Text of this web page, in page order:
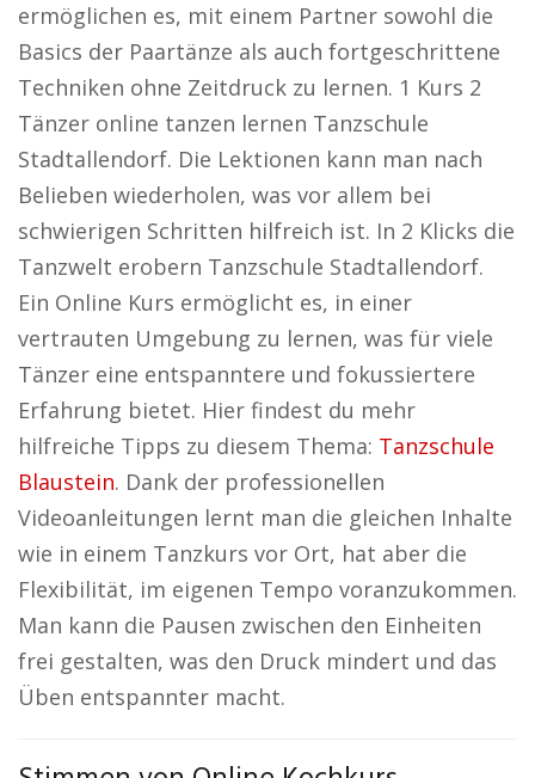
ermöglichen es, mit einem Partner sowohl die
Basics der Paartänze als auch fortgeschrittene
Techniken ohne Zeitdruck zu lernen. 1 Kurs 2
Tänzer online tanzen lernen Tanzschule
Stadtallendorf. Die Lektionen kann man nach
Belieben wiederholen, was vor allem bei
schwierigen Schritten hilfreich ist. In 2 Klicks die
Tanzwelt erobern Tanzschule Stadtallendorf.
Ein Online Kurs ermöglicht es, in einer
vertrauten Umgebung zu lernen, was für viele
Tänzer eine entspanntere und fokussiertere
Erfahrung bietet. Hier findest du mehr
hilfreiche Tipps zu diesem Thema: Tanzschule
Blaustein. Dank der professionellen
Videoanleitungen lernt man die gleichen Inhalte
wie in einem Tanzkurs vor Ort, hat aber die
Flexibilität, im eigenen Tempo voranzukommen.
Man kann die Pausen zwischen den Einheiten
frei gestalten, was den Druck mindert und das
Üben entspannter macht.